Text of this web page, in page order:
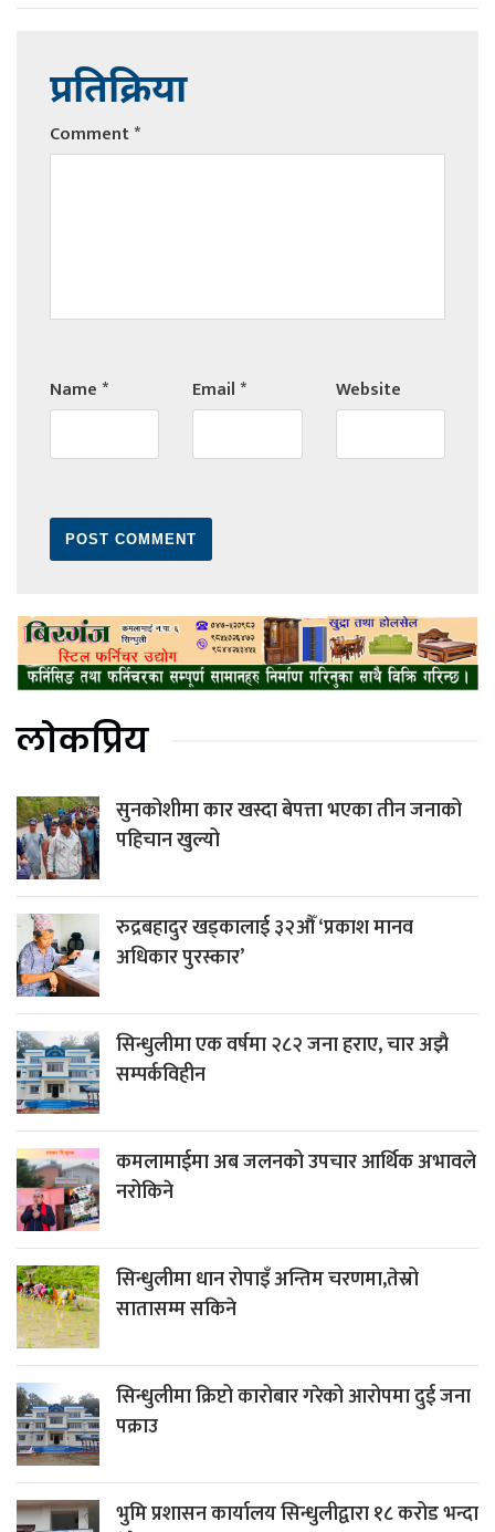
प्रतिक्रिया
Comment*
Name* Email* Website
लोकप्रिय
सुनकोशीमा कार खस्दा बेपत्ता भएका तीन जनाको
पहिचान खुल्यो
रुद्रबहादुर खड्कालाई ३२औँ ‘प्रकाश मानव
अधिकार पुरस्कार’
सिन्धुलीमा एक वर्षमा २८२ जना हराए, चार अझै
सम्पर्कविहीन
कमलामाईमा अब जलनको उपचार आर्थिक अभावले
नरोकिने
सिन्धुलीमा धान रोपाइँ अन्तिम चरणमा,तेस्रो
सातासम्म सकिने
सिन्धुलीमा क्रिप्टो कारोबार गरेको आरोपमा दुई जना
पक्राउ
भुमि प्रशासन कार्यालय सिन्धुलीद्वारा १८ करोड भन्दा